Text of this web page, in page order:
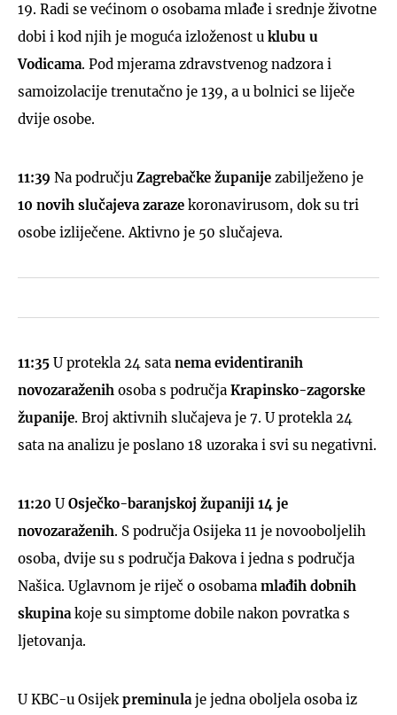
19. Radi se većinom o osobama mlađe i srednje životne
dobi i kod njih je moguća izloženost u klubu u
Vodicama. Pod mjerama zdravstvenog nadzora i
samoizolacije trenutačno je 139, a u bolnici se liječe
dvije osobe.
11:39 Na području Zagrebačke županije zabilježeno je
10 novih slučajeva zaraze koronavirusom, dok su tri
osobe izliječene. Aktivno je 50 slučajeva.
11:35 U protekla 24 sata nema evidentiranih
novozaraženih osoba s područja Krapinsko-zagorske
županije. Broj aktivnih slučajeva je 7. U protekla 24
sata na analizu je poslano 18 uzoraka i svi su negativni.
11:20 U Osječko-baranjskoj županiji 14 je
novozaraženih. S područja Osijeka 11 je novooboljelih
osoba, dvije su s područja Đakova i jedna s područja
Našica. Uglavnom je riječ o osobama mlađih dobnih
skupina koje su simptome dobile nakon povratka s
ljetovanja.
U KBC-u Osijek preminula je jedna oboljela osoba iz